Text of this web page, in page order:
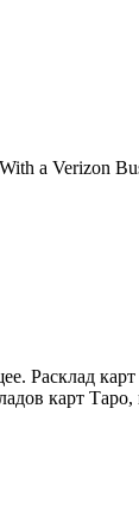
a Verizon
Расклад
карт